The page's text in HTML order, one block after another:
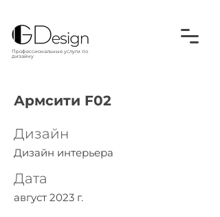
Профессиональные услуги по
дизайну
Армсити F02
Дизайн
Дизайн интерьера
Дата
август 2023 г.